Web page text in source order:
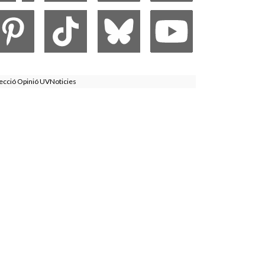
Opinió UVNoticies